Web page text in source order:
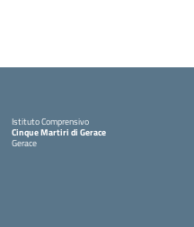
Istituto Comprensivo
Cinque Martiri di Gerace
Gerace